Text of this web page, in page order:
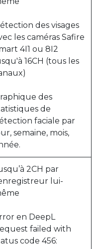
des visages
les caméras Safire
4I1 ou 8I2
16CH (tous les
des
de
faciale par
semaine, mois,
2CH par
lui-
en DeepL
failed with
code 456: